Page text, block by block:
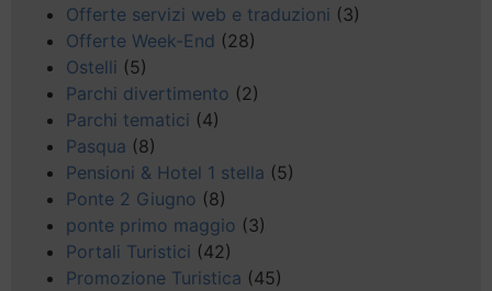
Offerte servizi web e traduzioni (3)
Offerte Week-End (28)
Ostelli (5)
Parchi divertimento (2)
Parchi tematici (4)
Pasqua (8)
Pensioni & Hotel 1 stella (5)
Ponte 2 Giugno (8)
ponte primo maggio (3)
Portali Turistici (42)
Promozione Turistica (45)